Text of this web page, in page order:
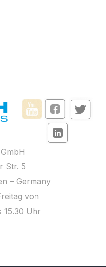
Str. 5
– Germany
von
15.30 Uhr